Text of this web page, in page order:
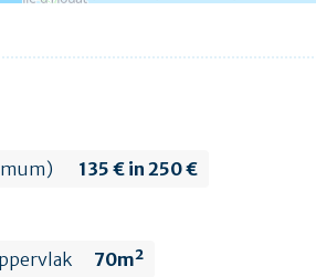
135 € in 250 €
70m²